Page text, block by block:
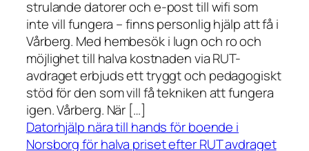
strulande datorer och e-post till wifi som
inte vill fungera – finns personlig hjälp att få i
Vårberg. Med hembesök i lugn och ro och
möjlighet till halva kostnaden via RUT-
avdraget erbjuds ett tryggt och pedagogiskt
stöd för den som vill få tekniken att fungera
igen. Vårberg. När […]
Datorhjälp nära till hands för boende i
Norsborg för halva priset efter RUT avdraget